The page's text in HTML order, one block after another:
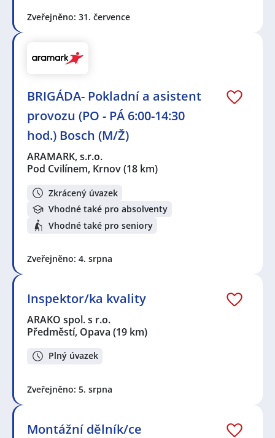
Zveřejněno: 31. července
BRIGÁDA- Pokladní a asistent
provozu (PO - PÁ 6:00-14:30
hod.) Bosch (M/Ž)
ARAMARK, s.r.o.
Pod Cvilínem, Krnov(18 km)
Zkrácený úvazek
Vhodné také pro absolventy
Vhodné také pro seniory
Zveřejněno: 4. srpna
Inspektor/ka kvality
ARAKO spol. s r.o.
Předměstí, Opava (19 km)
Plný úvazek
Zveřejněno: 5. srpna
Montážní dělník/ce